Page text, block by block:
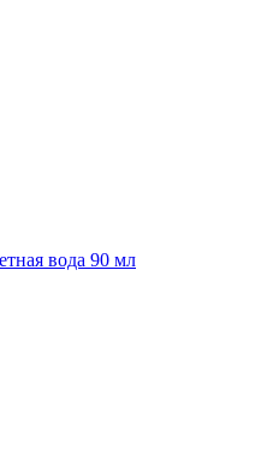
вода 90 мл